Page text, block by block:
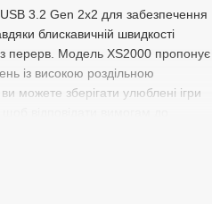
USB 3.2 Gen 2x2 для забезпечення
блискавичній швидкості
перерв. Модель XS2000 пропонує
із високою роздільною
можете зберігати улюблені ігри
диск, але зберігає дані
переходите ви між роботою,
чохлом для захисту від падінь